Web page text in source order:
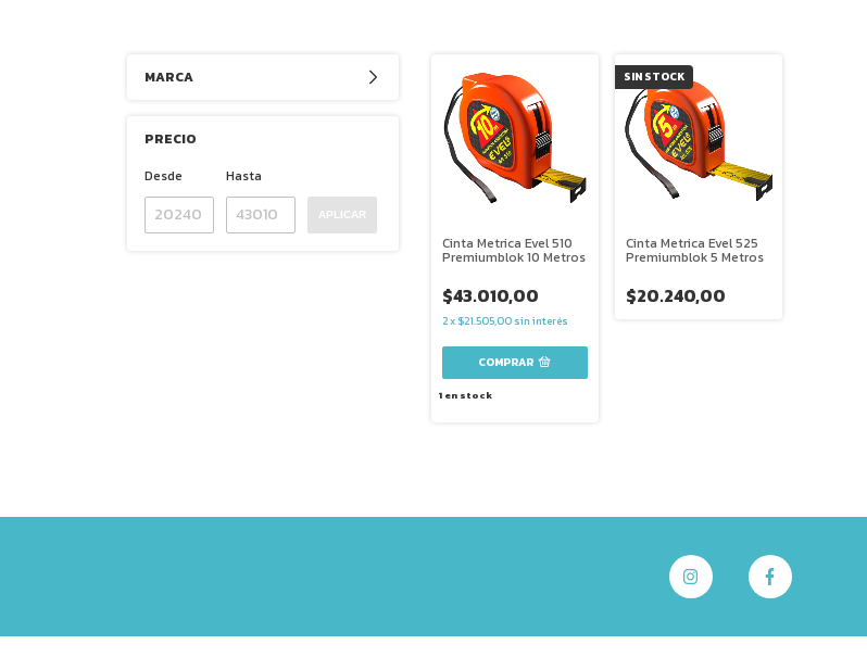
MARCA
PRECIO
Desde
Hasta
APLICAR
Cinta Metrica Evel 510
Premiumblok 10 Metros
$43.010,00
2x $21.505,00 sin interés
1en stock
SIN STOCK
Cinta Metrica Evel 525
Premiumblok 5 Metros
$20.240,00